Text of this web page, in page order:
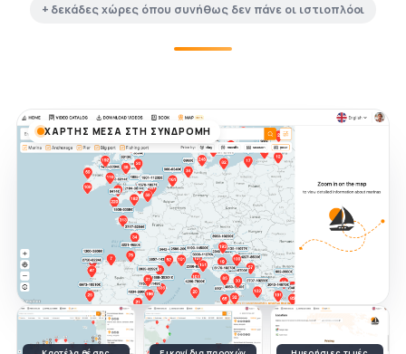
+ δεκάδες χώρες όπου συνήθως δεν πάνε οι ιστιοπλόοι
ΧΆΡΤΗΣ ΜΈΣΑ ΣΤΗ ΣΥΝΔΡΟΜΉ